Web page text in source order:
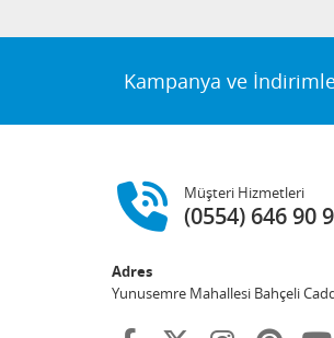
Kampanya ve
Müşteri Hizmetleri
(0554) 646 90
Adres
Yunusemre Mahallesi Bahçeli